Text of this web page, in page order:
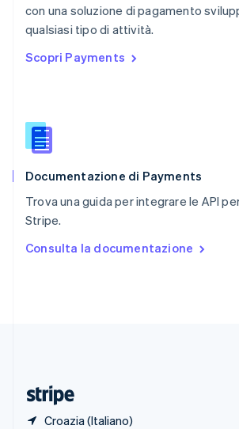
con una soluzione di pagamento
qualsiasi tipo di attività.
Scopri Payments
Documentazione di Payments
Trova una guida per integrare le API
Stripe.
Consulta la documentazione
Croazia (Italiano)
Regno Unito
English
English
English
Slovacchia
Slovenia
Spagna
Español
English Español简体中文